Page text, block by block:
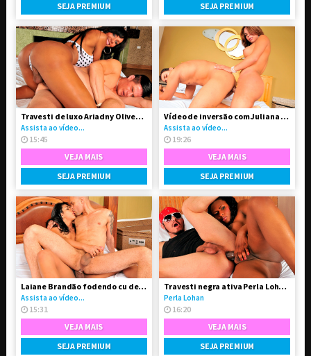
SEJA PREMIUM
SEJA PREMIUM
Travesti de luxo Ariadny Oliver enrabando casado
Assista ao vídeo...
15:45
VEJA MAIS
SEJA PREMIUM
Vídeo de inversão com Juliana Araujo comendo cu
Assista ao vídeo...
19:26
VEJA MAIS
SEJA PREMIUM
Laiane Brandão fodendo cu de hétero
Assista ao vídeo...
15:31
VEJA MAIS
SEJA PREMIUM
Travesti negra ativa Perla Lohan enrabando macho
Perla Lohan
16:20
VEJA MAIS
SEJA PREMIUM